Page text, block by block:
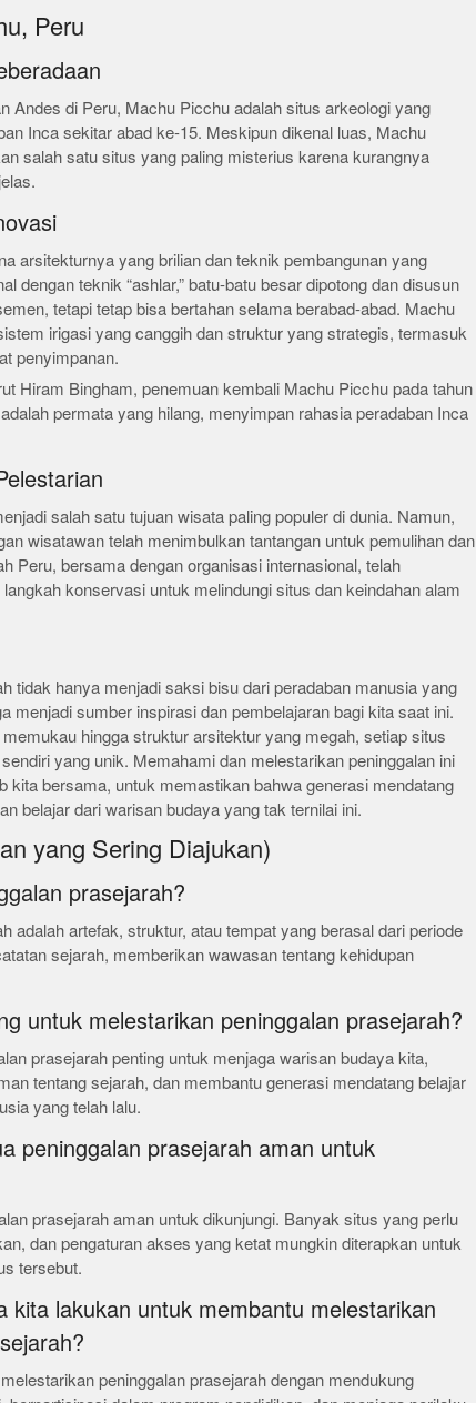
Peru
Andes di Peru, Machu Picchu adalah situs arkeologi yang
Inca sekitar abad ke-15. Meskipun dikenal luas, Machu
salah satu situs yang paling misterius karena kurangnya
arsitekturnya yang brilian dan teknik pembangunan yang
dengan teknik “ashlar,” batu-batu besar dipotong dan disusun
tetapi tetap bisa bertahan selama berabad-abad. Machu
irigasi yang canggih dan struktur yang strategis, termasuk
penyimpanan.
Hiram Bingham, penemuan kembali Machu Picchu pada tahun
permata yang hilang, menyimpan rahasia peradaban Inca
salah satu tujuan wisata paling populer di dunia. Namun,
wisatawan telah menimbulkan tantangan untuk pemulihan dan
Peru, bersama dengan organisasi internasional, telah
konservasi untuk melindungi situs dan keindahan alam
tidak hanya menjadi saksi bisu dari peradaban manusia yang
menjadi sumber inspirasi dan pembelajaran bagi kita saat ini.
hingga struktur arsitektur yang megah, setiap situs
yang unik. Memahami dan melestarikan peninggalan ini
kita bersama, untuk memastikan bahwa generasi mendatang
belajar dari warisan budaya yang tak ternilai ini.
yang Sering Diajukan)
prasejarah?
adalah artefak, struktur, atau tempat yang berasal dari periode
sejarah, memberikan wawasan tentang kehidupan
untuk melestarikan peninggalan prasejarah?
prasejarah penting untuk menjaga warisan budaya kita,
tentang sejarah, dan membantu generasi mendatang belajar
yang telah lalu.
peninggalan prasejarah aman untuk
prasejarah aman untuk dikunjungi. Banyak situs yang perlu
dan pengaturan akses yang ketat mungkin diterapkan untuk
tersebut.
kita lakukan untuk membantu melestarikan
peninggalan prasejarah dengan mendukung